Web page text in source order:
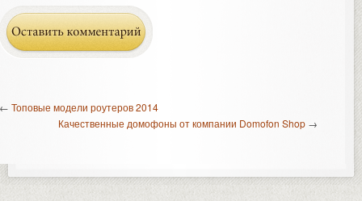
Топовые модели роутеров 2014
Качественные домофоны от компании Domofon Shop →